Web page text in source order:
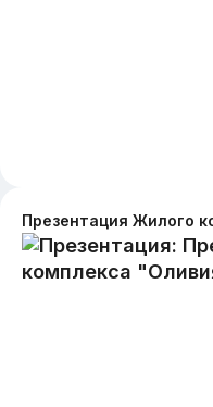
Презентация Жилого